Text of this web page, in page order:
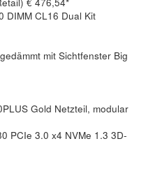
DIMM CL16 Dual Kit
mit Sichtfenster Big
Gold Netzteil, modular
PCIe 3.0 x4 NVMe 1.3 3D-